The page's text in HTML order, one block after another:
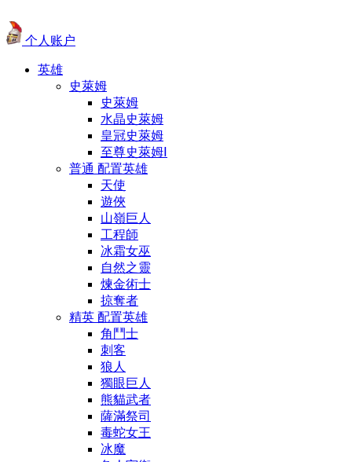
个人账户
英雄
史萊姆
史萊姆
水晶史萊姆
皇冠史萊姆
至尊史萊姆Ⅰ
普通 配置英雄
天使
遊俠
山嶺巨人
工程師
冰霜女巫
自然之靈
煉金術士
掠奪者
精英 配置英雄
角鬥士
刺客
狼人
獨眼巨人
熊貓武者
薩滿祭司
毒蛇女王
冰魔